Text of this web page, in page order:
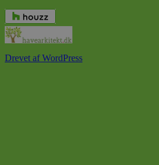
Drevet af WordPress